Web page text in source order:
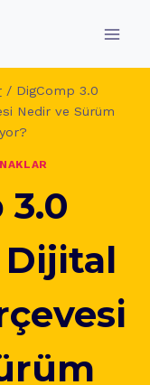
/ DigComp 3.0
Nedir ve Sürüm
3.0
Dijital